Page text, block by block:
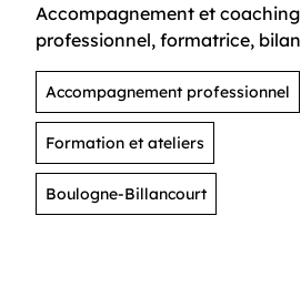
Accompagnement et coaching
professionnel, formatrice, bilan
de carrière
Accompagnement professionnel
Formation et ateliers
Boulogne-Billancourt